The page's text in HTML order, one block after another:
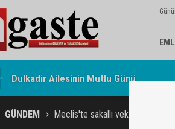
Gölbaşı Esnafının Sesi Ankara
GÜNDEM Meclis'te sakallı vekile yemek